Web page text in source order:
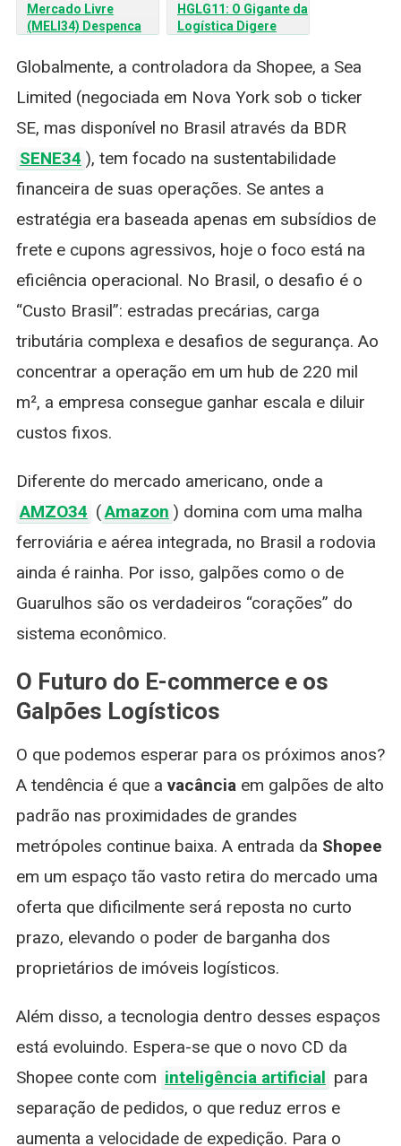
Mercado Livre
(MELI34) Despenca
HGLG11: O Gigante da
Logística Digere
Globalmente, a controladora da Shopee, a Sea
Limited (negociada em Nova York sob o ticker
SE, mas disponível no Brasil através da BDR
SENE34 ), tem focado na sustentabilidade
financeira de suas operações. Se antes a
estratégia era baseada apenas em subsídios de
frete e cupons agressivos, hoje o foco está na
eficiência operacional. No Brasil, o desafio é o
“Custo Brasil”: estradas precárias, carga
tributária complexa e desafios de segurança. Ao
concentrar a operação em um hub de 220 mil
m², a empresa consegue ganhar escala e diluir
custos fixos.
Diferente do mercado americano, onde a
AMZO34 (Amazon ) domina com uma malha
ferroviária e aérea integrada, no Brasil a rodovia
ainda é rainha. Por isso, galpões como o de
Guarulhos são os verdadeiros “corações” do
sistema econômico.
O Futuro do E-commerce e os
Galpões Logísticos
O que podemos esperar para os próximos anos?
A tendência é que a vacância em galpões de alto
padrão nas proximidades de grandes
metrópoles continue baixa. A entrada da Shopee
em um espaço tão vasto retira do mercado uma
oferta que dificilmente será reposta no curto
prazo, elevando o poder de barganha dos
proprietários de imóveis logísticos.
Além disso, a tecnologia dentro desses espaços
está evoluindo. Espera-se que o novo CD da
Shopee conte com inteligência artificial para
separação de pedidos, o que reduz erros e
aumenta a velocidade de expedição. Para o